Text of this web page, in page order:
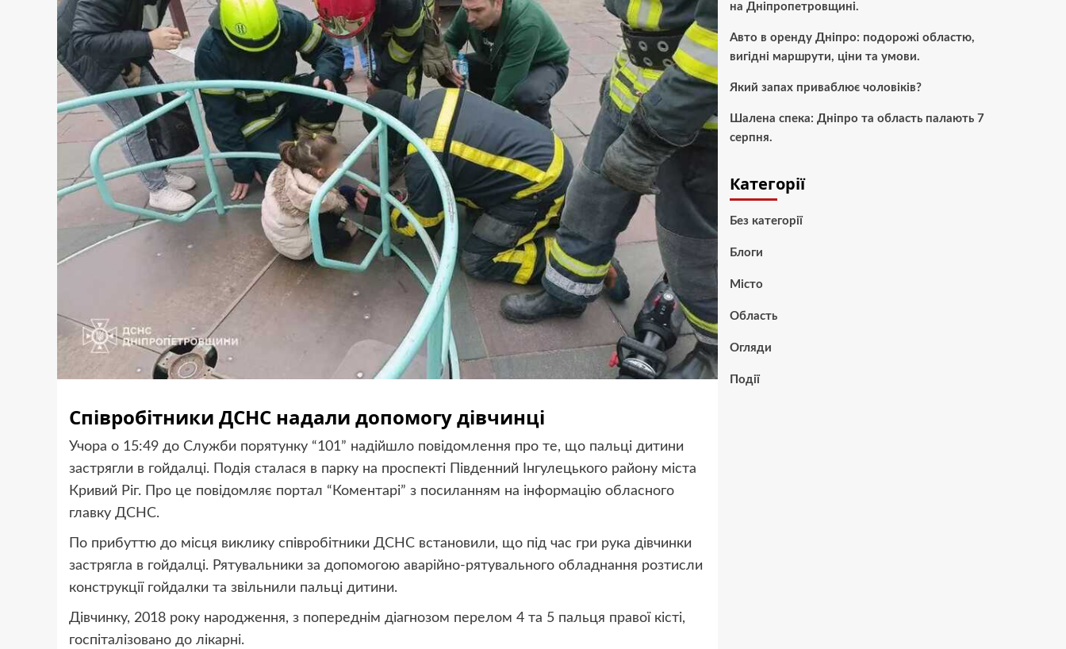
Співробітники ДСНС надали допомогу дівчинці
Учора о 15:49 до Служби порятунку “101” надійшло повідомлення про те, що пальці дитини
застрягли в гойдалці. Подія сталася в парку на проспекті Південний Інгулецького району міста
Кривий Ріг. Про це повідомляє портал “Коментарі” з посиланням на інформацію обласного
главку ДСНС.
По прибуттю до місця виклику співробітники ДСНС встановили, що під час гри рука дівчинки
застрягла в гойдалці. Рятувальники за допомогою аварійно-рятувального обладнання розтисли
конструкції гойдалки та звільнили пальці дитини.
Дівчинку, 2018 року народження, з попереднім діагнозом перелом 4 та 5 пальця правої кісті,
госпіталізовано до лікарні.
на Дніпропетровщині.
Авто в оренду Дніпро: подорожі областю,
вигідні маршрути, ціни та умови.
Який запах приваблює чоловіків?
Шалена спека: Дніпро та область палають 7
серпня.
Категорії
Без категорії
Блоги
Місто
Область
Огляди
Події